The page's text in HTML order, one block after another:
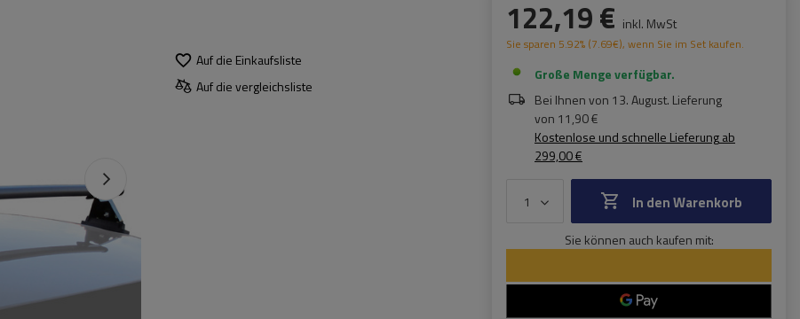
Auf die Einkaufsliste
Auf die vergleichsliste
122,19 € inkl. MwSt
Sie sparen 5.92% (7.69€), wenn Sie im Set kaufen.
Große Menge verfügbar
Bei Ihnen von 13. August. Lieferung
von 11,90 €
Kostenlose und schnelle Lieferungab
299,00 €
In den Warenkorb
Sie können auch kaufen mit: